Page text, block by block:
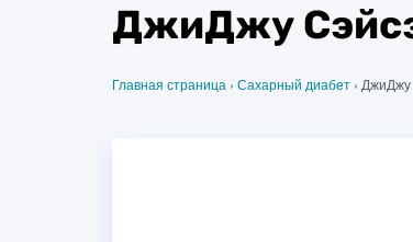
ДжиДжу Сэйсэ
Главная страница › Сахарный диабет › ДжиДжу